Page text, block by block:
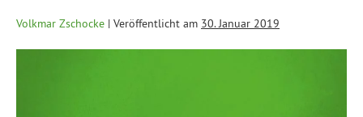
Volkmar Zschocke | Veröffentlicht am 30. Januar 2019